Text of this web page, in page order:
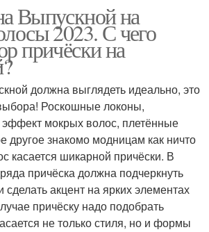
Выпускной на
2023. С чего
причёски на
должна выглядеть идеально, это
Роскошные локоны,
мокрых волос, плетённые
другое знакомо модницам как ничто
касается шикарной причёски. В
причёска должна подчеркнуть
сделать акцент на ярких элементах
причёску надо подобрать
не только стиля, но и формы